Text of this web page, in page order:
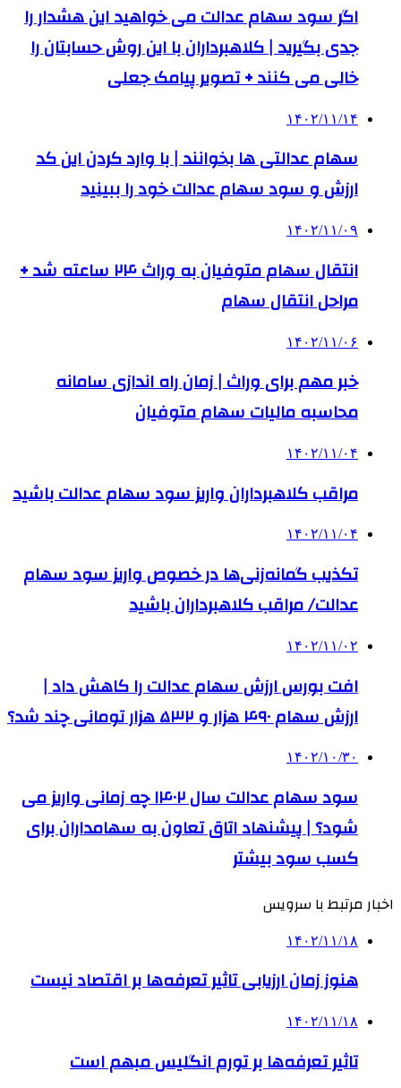
اگر سود سهام عدالت می خواهید این هشدار را
جدی بگیرید | کلاهبرداران با این روش حسابتان را
خالی می کنند + تصویر پیامک جعلی
۱۴۰۲/۱۱/۱۴
سهام عدالتی ها بخوانند | با وارد کردن این کد
ارزش و سود سهام عدالت خود را ببینید
۱۴۰۲/۱۱/۰۹
انتقال سهام متوفیان به وراث ۲۴ ساعته شد +
مراحل انتقال سهام
۱۴۰۲/۱۱/۰۶
خبر مهم برای وراث | زمان راه اندازی سامانه
محاسبه مالیات سهام متوفیان
۱۴۰۲/۱۱/۰۴
مراقب کلاهبرداران واریز سود سهام عدالت باشید
۱۴۰۲/۱۱/۰۴
تکذیب گمانه‌زنی‌ها در خصوص واریز سود سهام
عدالت/ مراقب کلاهبرداران باشید
۱۴۰۲/۱۱/۰۲
افت بورس ارزش سهام عدالت را کاهش داد |
ارزش سهام ۴۹۰ هزار و ۵۳۲ هزار تومانی چند شد؟
۱۴۰۲/۱۰/۳۰
سود سهام عدالت سال ۱۴۰۲ چه زمانی واریز می
شود؟ | پیشنهاد اتاق تعاون به سهامداران برای
کسب سود بیشتر
اخبار مرتبط با سرویس
۱۴۰۲/۱۱/۱۸
هنوز زمان ارزیابی تاثیر تعرفه‌ها بر اقتصاد نیست
۱۴۰۲/۱۱/۱۸
تاثیر تعرفه‎‌ها بر تورم انگلیس مبهم است